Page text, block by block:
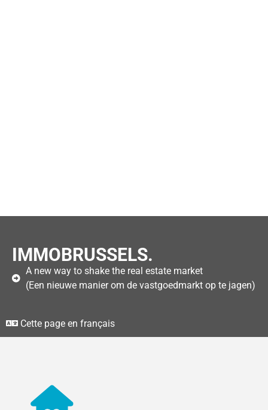
IMMOBRUSSELS.
A new way to shake the real estate market
(Een nieuwe manier om de vastgoedmarkt op te jagen)
Cette page en français